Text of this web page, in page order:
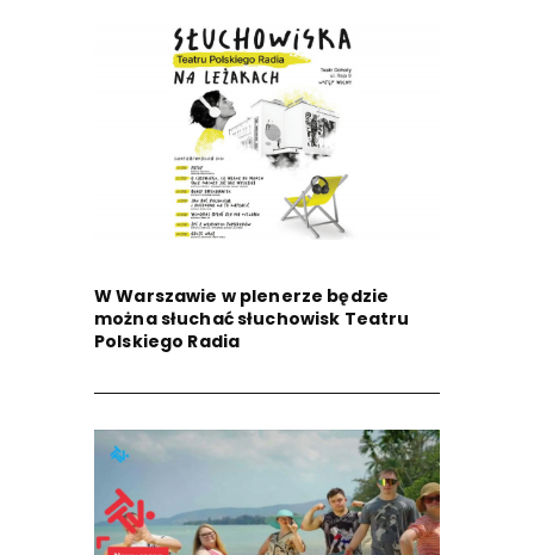
W Warszawie w plenerze będzie
można słuchać słuchowisk Teatru
Polskiego Radia